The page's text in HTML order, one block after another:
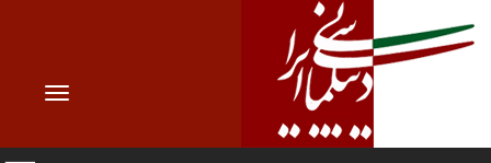
Toggle